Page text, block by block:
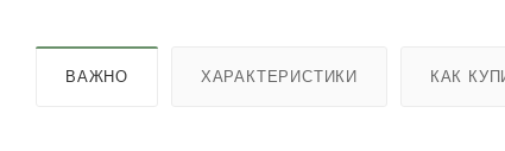
ВАЖНО ХАРАКТЕРИСТИКИ КАК